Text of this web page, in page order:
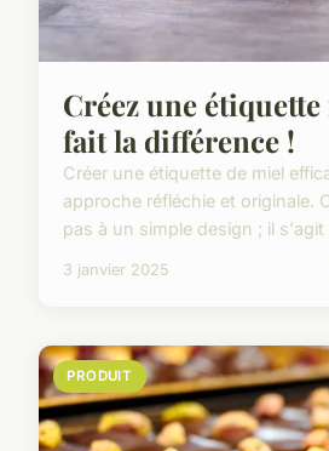
Créez une
fait la différence !
Créer une étiquette de miel
approche réfléchie et originale.
pas à un simple design ; il s'agit
3 janvier 2025
PRODUIT